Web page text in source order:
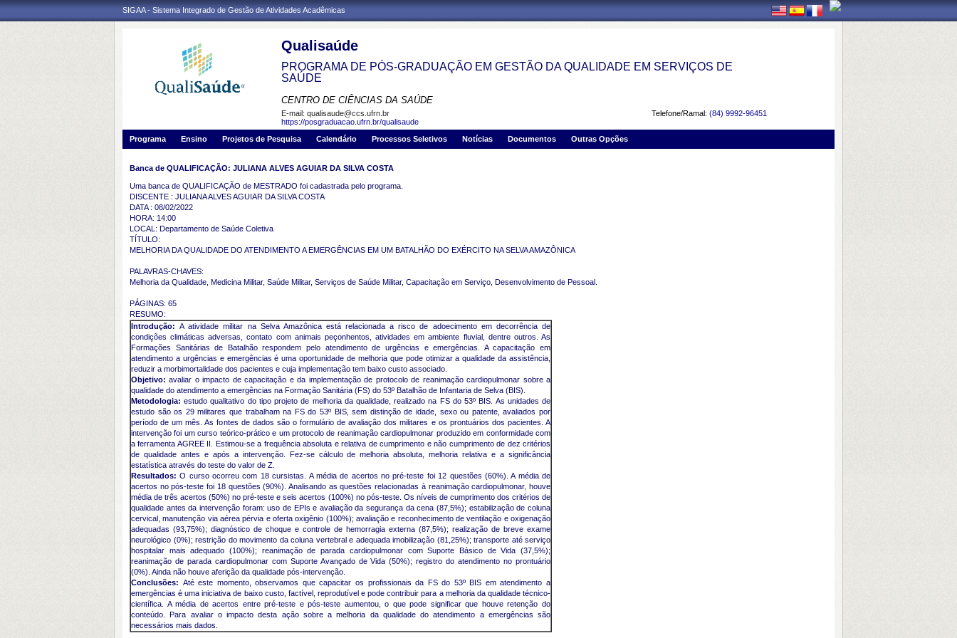
SIGAA - Sistema Integrado de Gestão de Atividades Acadêmicas
Qualisaúde
PROGRAMA DE PÓS-GRADUAÇÃO EM GESTÃO DA QUALIDADE EM SERVIÇOS DE
SAÚDE
CENTRO DE CIÊNCIAS DA SAÚDE
Telefone/Ramal: (84) 9992-96451
E-mail: qualisaude@ccs.ufrn.br
https://posgraduacao.ufrn.br/qualisaude
Programa
Ensino Projetos de Pesquisa Calendário Processos Seletivos Notícias Documentos Outras Opções
Banca de QUALIFICAÇÃO: JULIANA ALVES AGUIAR DA SILVA COSTA
Uma banca de QUALIFICAÇÃO de MESTRADO foi cadastrada pelo programa.
DISCENTE : JULIANA ALVES AGUIAR DA SILVA COSTA
DATA : 08/02/2022
HORA: 14:00
LOCAL: Departamento de Saúde Coletiva
TÍTULO:
MELHORIA DA QUALIDADE DO ATENDIMENTO A EMERGÊNCIAS EM UM BATALHÃO DO EXÉRCITO NA SELVA AMAZÔNICA
PALAVRAS-CHAVES:
Melhoria da Qualidade, Medicina Militar, Saúde Militar, Serviços de Saúde Militar, Capacitação em Serviço, Desenvolvimento de Pessoal.
PÁGINAS: 65
RESUMO:
Introdução:A atividade militar na Selva Amazônica está relacionada a risco de adoecimento em decorrência de
condições climáticas adversas, contato com animais peçonhentos, atividades em ambiente fluvial, dentre outros. As
Formações Sanitárias de Batalhão respondem pelo atendimento de urgências e emergências. A capacitação em
atendimento a urgências e emergências é uma oportunidade de melhoria que pode otimizar a qualidade da assistência,
reduzir a morbimortalidade dos pacientes e cuja implementação tem baixo custo associado.
Objetivo:avaliar o impacto de capacitação e da implementação de protocolo de reanimação cardiopulmonar sobre a
qualidade do atendimento a emergências na Formação Sanitária (FS) do 53º Batalhão de Infantaria de Selva (BIS).
Metodologia:estudo qualitativo do tipo projeto de melhoria da qualidade, realizado na FS do 53º BIS. As unidades de
estudo são os 29 militares que trabalham na FS do 53º BIS, sem distinção de idade, sexo ou patente, avaliados por
período de um mês. As fontes de dados são o formulário de avaliação dos militares e os prontuários dos pacientes. A
intervenção foi um curso teórico-prático e um protocolo de reanimação cardiopulmonar produzido em conformidade com
a ferramenta AGREE II. Estimou-se a frequência absoluta e relativa de cumprimento e não cumprimento de dez critérios
de qualidade antes e após a intervenção. Fez-se cálculo de melhoria absoluta, melhoria relativa e a significância
estatística através do teste do valor de Z.
Resultados:O curso ocorreu com 18 cursistas. A média de acertos no pré-teste foi 12 questões (60%). A média de
acertos no pós-teste foi 18 questões (90%). Analisando as questões relacionadas à reanimação cardiopulmonar, houve
média de três acertos (50%) no pré-teste e seis acertos (100%) no pós-teste. Os níveis de cumprimento dos critérios de
qualidade antes da intervenção foram: uso de EPIs e avaliação da segurança da cena (87,5%); estabilização de coluna
cervical, manutenção via aérea pérvia e oferta oxigênio (100%); avaliação e reconhecimento de ventilação e oxigenação
adequadas (93,75%); diagnóstico de choque e controle de hemorragia externa (87,5%); realização de breve exame
neurológico (0%); restrição do movimento da coluna vertebral e adequada imobilização (81,25%); transporte até serviço
hospitalar mais adequado (100%); reanimação de parada cardiopulmonar com Suporte Básico de Vida (37,5%);
reanimação de parada cardiopulmonar com Suporte Avançado de Vida (50%); registro do atendimento no prontuário
(0%). Ainda não houve aferição da qualidade pós-intervenção.
Conclusões: Até este momento, observamos que capacitar os profissionais da FS do 53º BIS em atendimento a
emergências é uma iniciativa de baixo custo, factível, reprodutível e pode contribuir para a melhoria da qualidade técnico-
científica. A média de acertos entre pré-teste e pós-teste aumentou, o que pode significar que houve retenção do
conteúdo. Para avaliar o impacto desta ação sobre a melhoria da qualidade do atendimento a emergências são
necessários mais dados.